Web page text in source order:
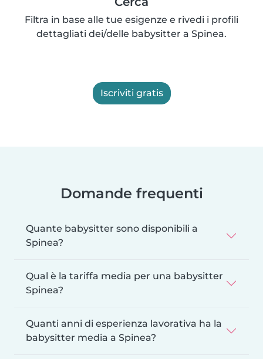
Filtra in base alle tue esigenze e rivedi i profili
dettagliati dei/delle babysitter a Spinea.
Iscriviti gratis
Domande frequenti
Quante babysitter sono disponibili a
Spinea?
Qual è la tariffa media per una babysitter
Spinea?
Quanti anni di esperienza lavorativa ha la
babysitter media a Spinea?